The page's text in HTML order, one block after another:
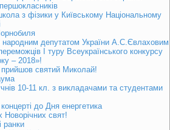
з фізики у Київському Національному
народним депутатом України А.С.Євлаховим
І туру Всеукраїнського конкурсу
– 2018»!
святий Миколай!
10-11 кл. з викладачами та студентами
до Дня енергетика
Новорічних свят!
ранки